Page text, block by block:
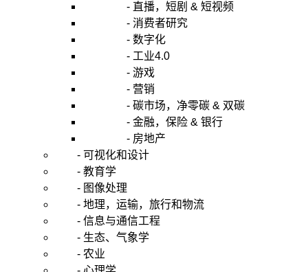
- 直播，短剧 & 短视频
- 消费者研究
- 数字化
- 工业4.0
- 游戏
- 营销
- 碳市场，净零碳 & 双碳
- 金融，保险 & 银行
- 房地产
- 可视化和设计
- 教育学
- 图像处理
- 地理，运输，旅行和物流
- 信息与通信工程
- 生态、气象学
- 农业